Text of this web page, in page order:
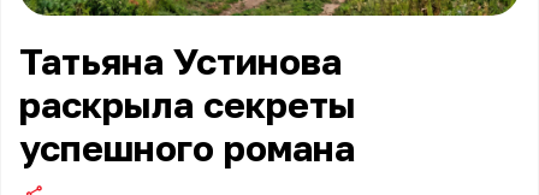
Татьяна Устинова
раскрыла секреты
успешного романа